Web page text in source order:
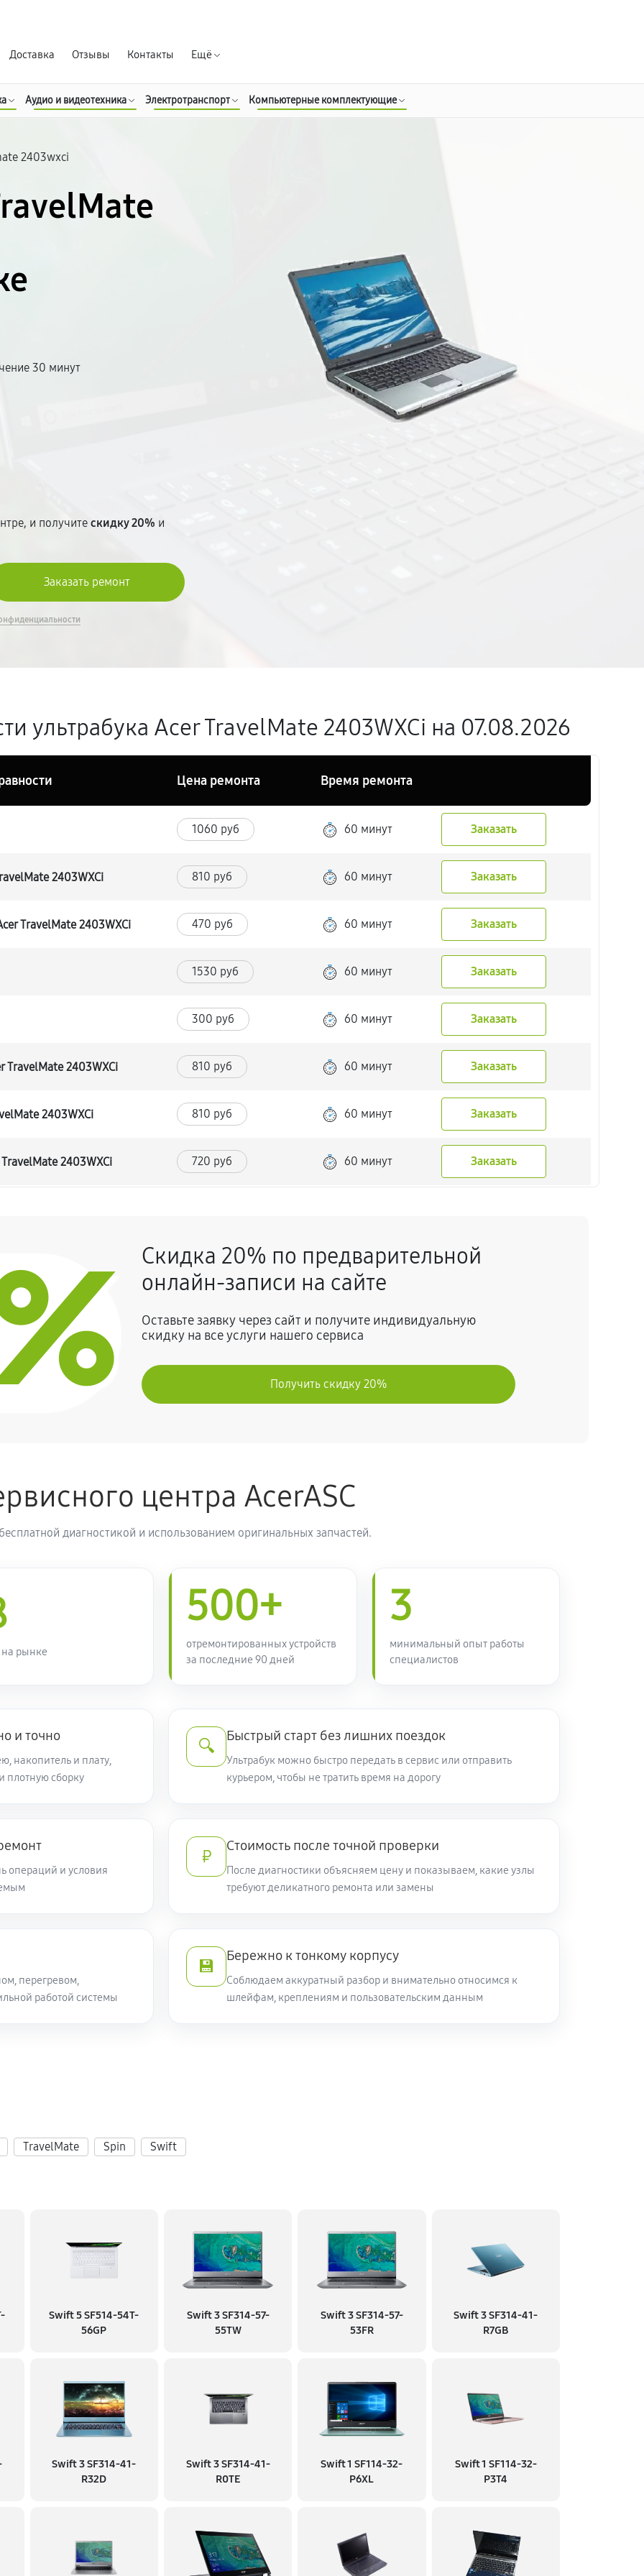
Доставка Отзывы Контакты Ещё
Аудио и видеотехника Электротранспорт Компьютерные комплектующие
2403wxci
30 минут
и получитескидку 20% и
ультрабука Acer TravelMate 2403WXCi на 07.08.2026
Цена ремонта Время ремонта
1060 руб 60 минут Заказать
2403WXCi 810 руб 60 минут Заказать
TravelMate 2403WXCi 470 руб 60 минут Заказать
1530 руб 60 минут Заказать
300 руб 60 минут Заказать
TravelMate 2403WXCi 810 руб 60 минут Заказать
2403WXCi 810 руб 60 минут Заказать
2403WXCi 720 руб 60 минут Заказать
380 руб 60 минут Заказать
2403WXCi
Заказать
2403WXCi 470 руб 60 минут
810 руб 60 минут
850 руб 60 минут
60 минут
2403WXCi 1020 руб 60 минут
1360 руб 60 минут
Скидка 20% по предварительной
онлайн-записи на сайте
Оставьте заявку через сайт и получите индивидуальную
скидку на все услуги нашего сервиса
Получить скидку 20%
центра AcerASC
диагностикой и использованием оригинальных запчастей.
на рынке
500+
отремонтированных устройств
за последние 90 дней
3
минимальный опыт работы
специалистов
и точно
накопитель и плату,
плотную сборку
🔍
Быстрый старт без лишних поездок
Ультрабук можно быстро передать в сервис или отправить
курьером, чтобы не тратить время на дорогу
операций и условия
₽
Стоимость после точной проверки
После диагностики объясняем цену и показываем, какие узлы
требуют деликатного ремонта или замены
перегревом,
работой системы
💾
Бережно к тонкому корпусу
Соблюдаем аккуратный разбор и внимательно относимся к
шлейфам, креплениям и пользовательским данным
TravelMate Spin
Swift
Swift 5 SF514-54T-
56GP
Swift 3 SF314-57-
55TW
Swift 3 SF314-57-
53FR
Swift 3 SF314-41-
R7GB
Swift 3 SF314-41-
R32D
Swift 3 SF314-41-
R0TE
Swift 1 SF114-32-
P6XL
Swift 1 SF114-32-
P3T4